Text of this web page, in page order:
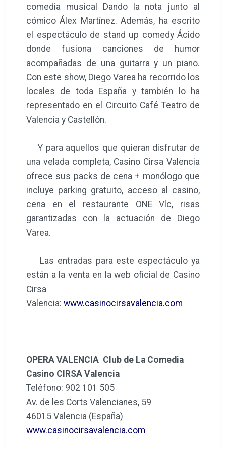
comedia musical Dando la nota junto al
cómico Álex Martínez. Además, ha escrito
el espectáculo de stand up comedy Ácido
donde fusiona canciones de humor
acompañadas de una guitarra y un piano.
Con este show, Diego Varea ha recorrido los
locales de toda España y también lo ha
representado en el Circuito Café Teatro de
Valencia y Castellón.
Y para aquellos que quieran disfrutar de
una velada completa, Casino Cirsa Valencia
ofrece sus packs de cena + monólogo que
incluye parking gratuito, acceso al casino,
cena en el restaurante ONE Vlc, risas
garantizadas con la actuación de Diego
Varea.
Las entradas para este espectáculo ya
están a la venta en la web oficial de Casino
Cirsa
Valencia: www.casinocirsavalencia.com
OPERA VALENCIA Club de La Comedia
Casino CIRSA Valencia
Teléfono: 902 101 505
Av. de les Corts Valencianes, 59
46015 Valencia (España)
www.casinocirsavalencia.com